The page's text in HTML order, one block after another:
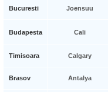
Bucuresti Joensuu
Budapesta Cali
Timisoara Calgary
Brasov Antalya